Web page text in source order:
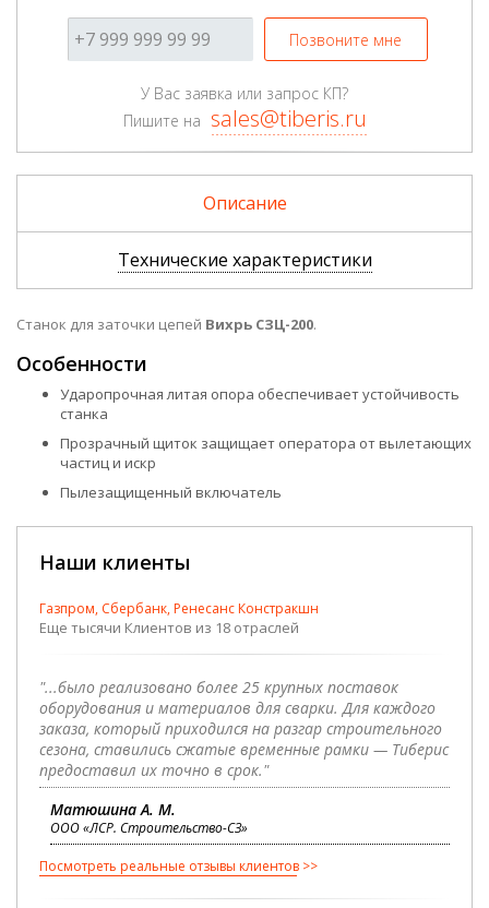
Позвоните мне
У Вас заявка или запрос КП?
Пишите на sales@tiberis.ru
Описание
Технические характеристики
Станок для заточки цепей Вихрь СЗЦ-200.
Особенности
Ударопрочная литая опора обеспечивает устойчивость
станка
Прозрачный щиток защищает оператора от вылетающих
частиц и искр
Пылезащищенный включатель
Наши клиенты
Газпром, Сбербанк, Ренесанс Констракшн
Еще тысячи Клиентов из 18 отраслей
"...было реализовано более 25 крупных поставок
оборудования и материалов для сварки. Для каждого
заказа, который приходился на разгар строительного
сезона, ставились сжатые временные рамки — Тиберис
предоставил их точно в срок."
Матюшина А. М.
ООО «ЛСР. Строительство-СЗ»
Посмотреть реальные отзывы клиентов